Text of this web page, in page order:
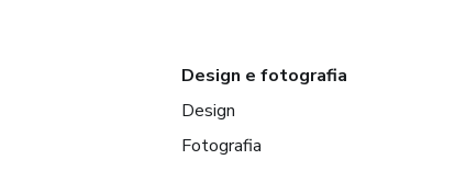
Design e fotografia
Design
Fotografia